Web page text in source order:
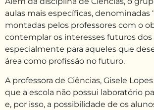
aulas mais específicas, denominadas
montadas pelos professores com o
contemplar os interesses futuros
especialmente para aqueles que
área como profissão no futuro.
A professora de Ciências, Gisele
que a escola não possui laboratório
e, por isso, a possibilidade de os